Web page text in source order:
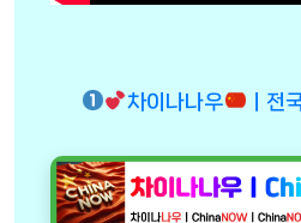
차이나나우 ㅣ전